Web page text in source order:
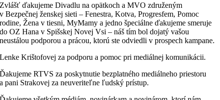
Zvlášť ďakujeme Divadlu na opätkoch a MVO združeným
v Bezpečnej ženskej sieti – Fenestra, Kotva, Progresfem, Pomoc
rodine, Žena v tiesni, MyMamy a jedno špeciálne ďakujeme smeruje
do OZ Hana v Spišskej Novej Vsi – náš tím bol dojatý vašou
neustálou podporou a prácou, ktorú ste odviedli v prospech kampane.
Lenke Krištofovej za podporu a pomoc pri mediálnej komunikácii.
Ďakujeme RTVS za poskytnutie bezplatného mediálneho priestoru
a pani Strakovej za neuveriteľne ľudský prístup.